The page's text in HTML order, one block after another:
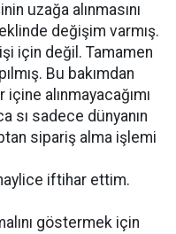
uzağa alınmasını
değişim varmış.
için değil. Tamamen
Bu bakımdan
alınmayacağımı
sı sadece dünyanın
sipariş alma işlemi
iftihar ettim.
göstermek için